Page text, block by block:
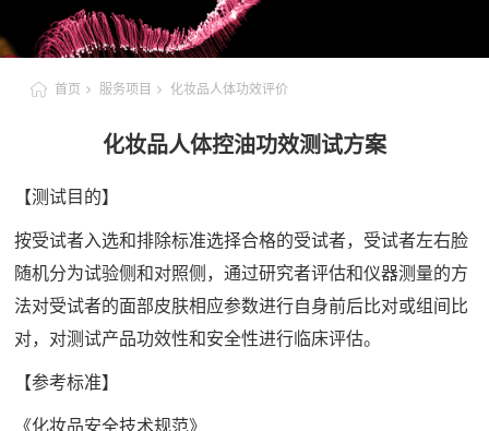
首页 服务项目 化妆品人体功效评价
化妆品人体控油功效测试方案
【测试目的】
按受试者入选和排除标准选择合格的受试者，受试者左右脸
随机分为试验侧和对照侧，通过研究者评估和仪器测量的方
法对受试者的面部皮肤相应参数进行自身前后比对或组间比
对，对测试产品功效性和安全性进行临床评估。
【参考标准】
《化妆品安全技术规范》